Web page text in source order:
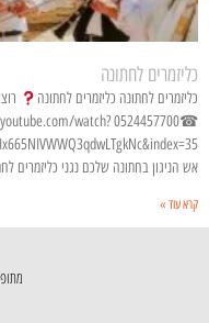
כליזמרים לחתונה
כליזמרים לחתונה כליזמרים לחתונה
www.youtube.com/watch?
אש הניגון בחתונה שלכם נגני כליזמרים
קרא עוד »